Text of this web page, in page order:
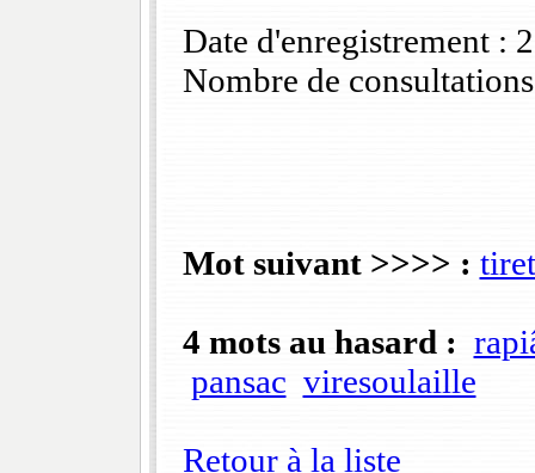
Date d'enregistrement :
Nombre de
Mot suivant >>>> :
4 mots au hasard :
pansac viresoulaille
Retour à la liste